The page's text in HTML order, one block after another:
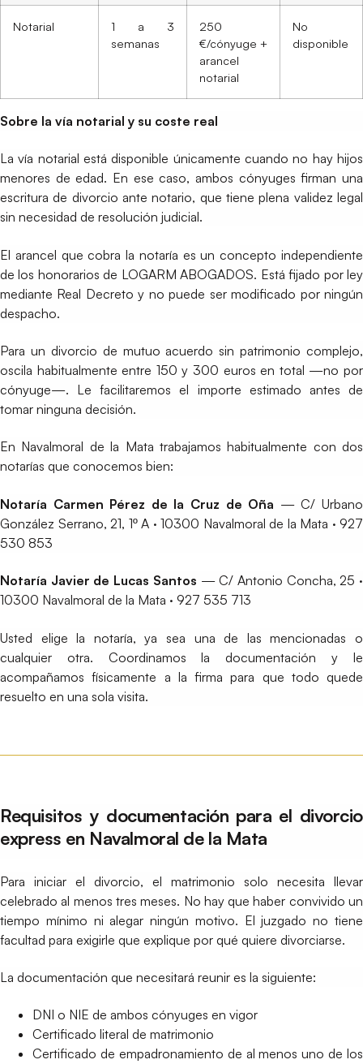
Notarial
1 a 3
semanas
250
€/cónyuge +
arancel
notarial
No
disponible
Sobre la vía notarial y su coste real
La vía notarial está disponible únicamente cuando no hay hijos
menores de edad. En ese caso, ambos cónyuges firman una
escritura de divorcio ante notario, que tiene plena validez legal
sin necesidad de resolución judicial.
El arancel que cobra la notaría es un concepto independiente
de los honorarios de LOGARM ABOGADOS. Está fijado por ley
mediante Real Decreto y no puede ser modificado por ningún
despacho.
Para un divorcio de mutuo acuerdo sin patrimonio complejo,
oscila habitualmente entre 150 y 300 euros en total —no por
cónyuge—. Le facilitaremos el importe estimado antes de
tomar ninguna decisión.
En Navalmoral de la Mata trabajamos habitualmente con dos
notarías que conocemos bien:
Notaría Carmen Pérez de la Cruz de Oña — C/ Urbano
González Serrano, 21, 1º A · 10300 Navalmoral de la Mata · 927
530 853
Notaría Javier de Lucas Santos — C/ Antonio Concha, 25 ·
10300 Navalmoral de la Mata · 927 535 713
Usted elige la notaría, ya sea una de las mencionadas o
cualquier otra. Coordinamos la documentación y le
acompañamos físicamente a la firma para que todo quede
resuelto en una sola visita.
Requisitos y documentación para el divorcio
express en Navalmoral de la Mata
Para iniciar el divorcio, el matrimonio solo necesita llevar
celebrado al menos tres meses. No hay que haber convivido un
tiempo mínimo ni alegar ningún motivo. El juzgado no tiene
facultad para exigirle que explique por qué quiere divorciarse.
La documentación que necesitará reunir es la siguiente:
DNI o NIE de ambos cónyuges en vigor
Certificado literal de matrimonio
Certificado de empadronamiento de al menos uno de los